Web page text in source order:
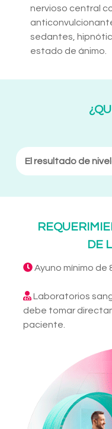
nervioso central
sedantes,
estado de ánimo.
El resultado de
DE
Ayuno mínimo de
Laboratorios
debe tomar
paciente.